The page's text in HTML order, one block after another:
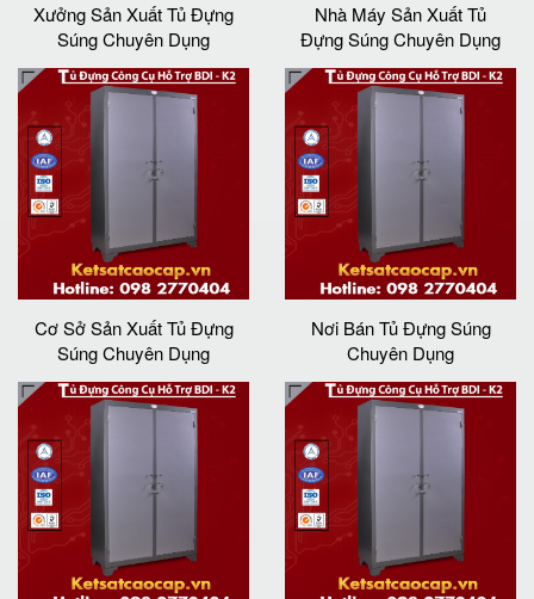
Xưởng Sản Xuất Tủ Đựng
Súng Chuyên Dụng
Nhà Máy Sản Xuất Tủ
Đựng Súng Chuyên Dụng
Cơ Sở Sản Xuất Tủ Đựng
Súng Chuyên Dụng
Nơi Bán Tủ Đựng Súng
Chuyên Dụng